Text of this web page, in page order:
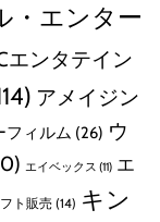
・エンター
エンタテイン
アメイジン
フィルム (26) ウ
エイベックス (11) エ
ト販売 (14) キン